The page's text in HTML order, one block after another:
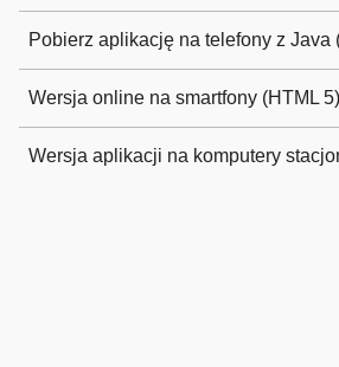
Pobierz aplikację na telefony z Java
Wersja online na smartfony (HTML 5)
Wersja aplikacji na komputery